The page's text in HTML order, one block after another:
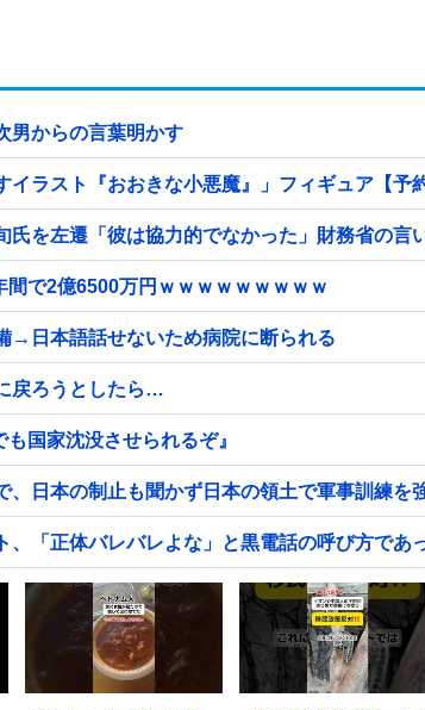
男からの言葉明かす
ラスト『おおきな小悪魔』」フィギュア【予
を左遷「彼は協力的でなかった」財務省の言
】 福岡県議会「海外視察費」公表！ 3年間で2億6500万円ｗｗｗｗｗｗｗｗｗ
→日本語話せないため病院に断られる
戻ろうとしたら…
国家沈没させられるぞ』
日本の制止も聞かず日本の領土で軍事訓練を
、「正体バレバレよな」と黒電話の呼び方であ